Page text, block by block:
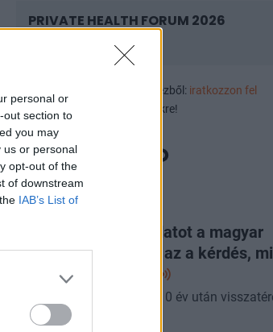
personal or
out section to
you may
us or personal
opt-out of the
of downstream
IAB’s List of
PRIVATE HEALTH FORUM 2026
2026. szeptember 10.
Hírek, eseményajánlók első kézből: iratkozzon fel
exkluzív rendezvényértesítőnkre!
PORTFOLIO CHECKLIST
Rég látott ilyen jó adatot a magyar
gazdaság: már csak az a kérdés,
lép erre a
A pénteki Checklistben a 10 év után
alacsony infláció.